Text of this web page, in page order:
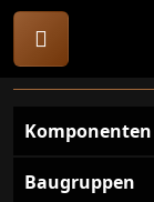
Komponenten
Baugruppen